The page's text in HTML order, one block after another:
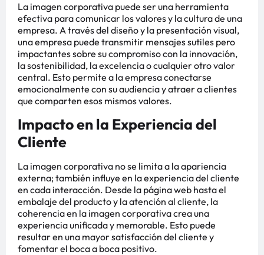
La imagen corporativa puede ser una herramienta
efectiva para comunicar los valores y la cultura de una
empresa. A través del diseño y la presentación visual,
una empresa puede transmitir mensajes sutiles pero
impactantes sobre su compromiso con la innovación,
la sostenibilidad, la excelencia o cualquier otro valor
central. Esto permite a la empresa conectarse
emocionalmente con su audiencia y atraer a clientes
que comparten esos mismos valores.
Impacto en la Experiencia del
Cliente
La imagen corporativa no se limita a la apariencia
externa; también influye en la experiencia del cliente
en cada interacción. Desde la página web hasta el
embalaje del producto y la atención al cliente, la
coherencia en la imagen corporativa crea una
experiencia unificada y memorable. Esto puede
resultar en una mayor satisfacción del cliente y
fomentar el boca a boca positivo.